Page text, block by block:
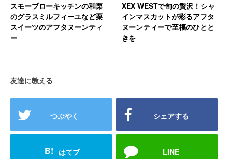
スモーブローキッチンの和栗
のグラスミルフィーユなど栗
スイーツのアフタヌーンティ
ー
XEX WESTで旬の贅沢！シャ
インマスカットが彩るアフタ
ヌーンティーで至福のひとと
きを
友達に教える
つぶやく シェアする
B! はてブ LINE